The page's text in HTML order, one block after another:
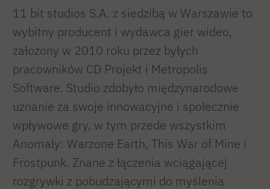
11 bit studios S.A. z siedzibą w Warszawie to
wybitny producent i wydawca gier wideo,
założony w 2010 roku przez byłych
pracowników CD Projekt i Metropolis
Software. Studio zdobyło międzynarodowe
uznanie za swoje innowacyjne i społecznie
wpływowe gry, w tym przede wszystkim
Anomaly: Warzone Earth, This War of Mine i
Frostpunk. Znane z łączenia wciągającej
rozgrywki z pobudzającymi do myślenia